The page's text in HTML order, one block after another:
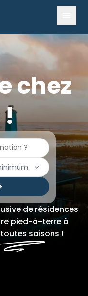
chez
!
de résidences
pied-à-terre à
saisons !